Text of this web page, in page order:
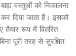
वस्तुओं को निकालना
दिया जाता है। इसको
रूप में वितरित
पूरी तरह से सुरक्षित